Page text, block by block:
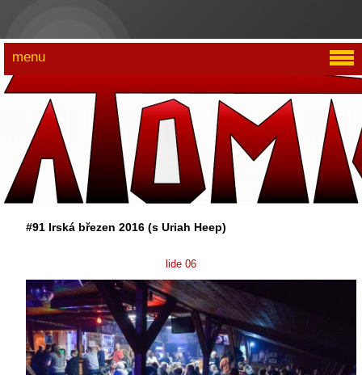
#91 Irská březen 2016 (s Uriah Heep)
lide 06
menu